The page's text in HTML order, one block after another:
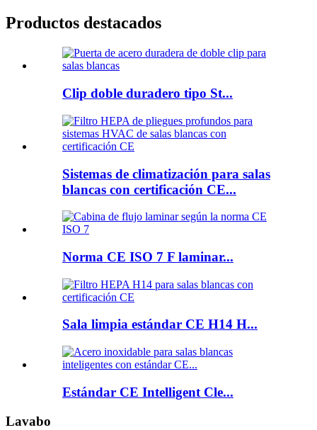
Productos destacados
Clip doble duradero tipo St...
Sistemas de climatización para salas
blancas con certificación CE...
Norma CE ISO 7 F laminar...
Sala limpia estándar CE H14 H...
Estándar CE Intelligent Cle...
Lavabo